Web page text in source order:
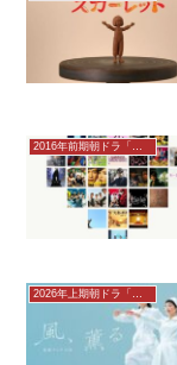
2016年前期朝ドラ「とと姉ちゃん」
2026年上期朝ドラ「風、薫る」感想